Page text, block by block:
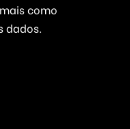
by Agência na
como
dados.